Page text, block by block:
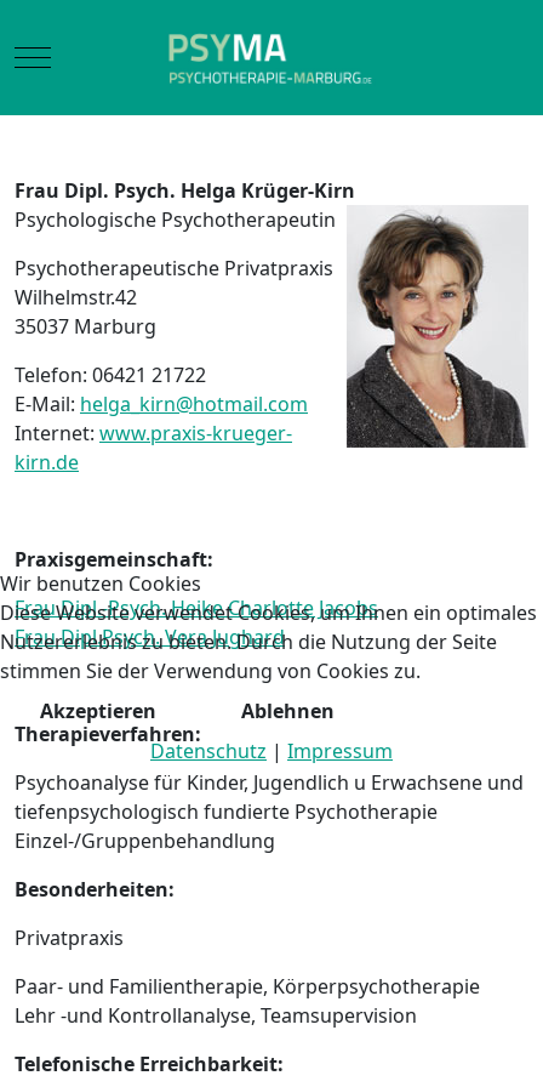
Mobile Menu Toggle
Frau Dipl. Psych. Helga Krüger-Kirn
Psychologische Psychotherapeutin
Psychotherapeutische Privatpraxis
Wilhelmstr.42
35037 Marburg
Telefon: 06421 21722
E-Mail: helga_kirn@hotmail.com
Internet: www.praxis-krueger-
kirn.de
Praxisgemeinschaft:
Frau Dipl.-Psych. Heike Charlotte Jacobs
Frau Dipl.Psych. Vera Jughard
Therapieverfahren:
Psychoanalyse für Kinder, Jugendlich u Erwachsene und
tiefenpsychologisch fundierte Psychotherapie
Einzel-/Gruppenbehandlung
Besonderheiten:
Privatpraxis
Paar- und Familientherapie, Körperpsychotherapie
Lehr -und Kontrollanalyse, Teamsupervision
Telefonische Erreichbarkeit:
Wir benutzen Cookies
Diese Website verwendet Cookies, um Ihnen ein optimales
Nutzererlebnis zu bieten. Durch die Nutzung der Seite
stimmen Sie der Verwendung von Cookies zu.
Akzeptieren
Ablehnen
Datenschutz | Impressum